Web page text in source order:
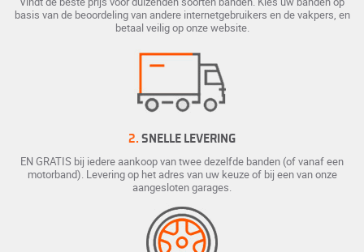
basis van de beoordeling van andere internetgebruikers en de vakpers, en
betaal veilig op onze website.
2. SNELLE LEVERING
EN GRATIS bij iedere aankoop van twee dezelfde banden (of vanaf een
motorband). Levering op het adres van uw keuze of bij een van onze
aangesloten garages.